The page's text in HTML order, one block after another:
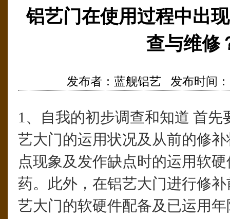
铝艺门在使用过程中出
查与维修
发布者：蓝舰铝艺 发布时间：
1、自我的初步调查和知道 首先
艺大门的运用状况及从前的修
点现象及发作缺点时的运用软
药。此外，在铝艺大门进行修
艺大门的软硬件配备及已运用